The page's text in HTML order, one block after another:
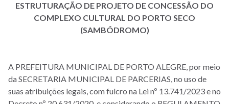
ESTRUTURAÇÃO DE PROJETO DE CONCESSÃO DO
COMPLEXO CULTURAL DO PORTO SECO
(SAMBÓDROMO)
A PREFEITURA MUNICIPAL DE PORTO ALEGRE, por meio
da SECRETARIA MUNICIPAL DE PARCERIAS, no uso de
suas atribuições legais, com fulcro na Lei nº 13.741/2023 e no